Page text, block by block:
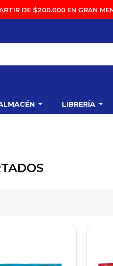
DE $200.000 EN GRAN
LIBRERÍA